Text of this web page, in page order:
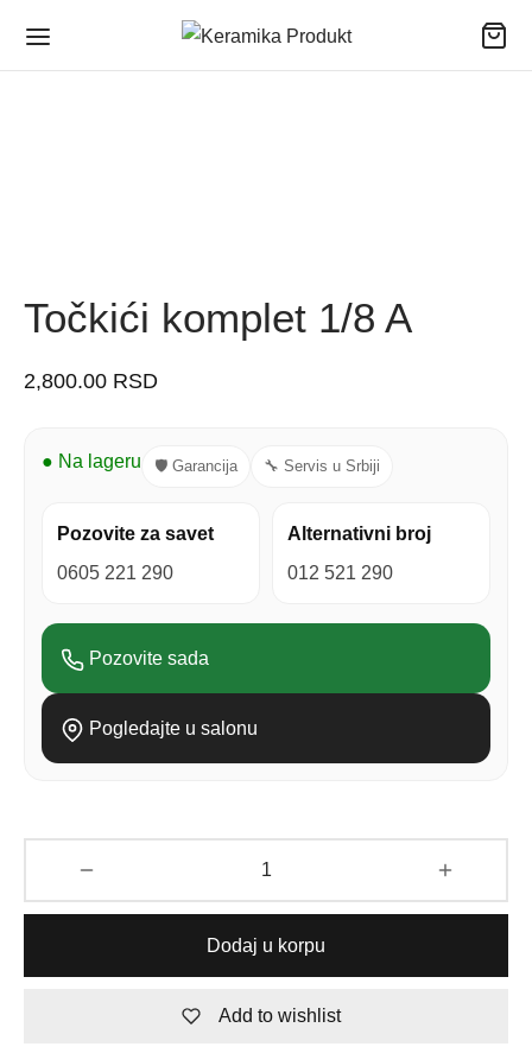
Točkići komplet 1/8 A
2,800.00 RSD
● Na lageru 🛡 Garancija 🔧 Servis u Srbiji
Pozovite za savet
0605 221 290
Alternativni broj
012 521 290
Pozovite sada
Pogledajte u salonu
Dodaj u korpu
Add to wishlist